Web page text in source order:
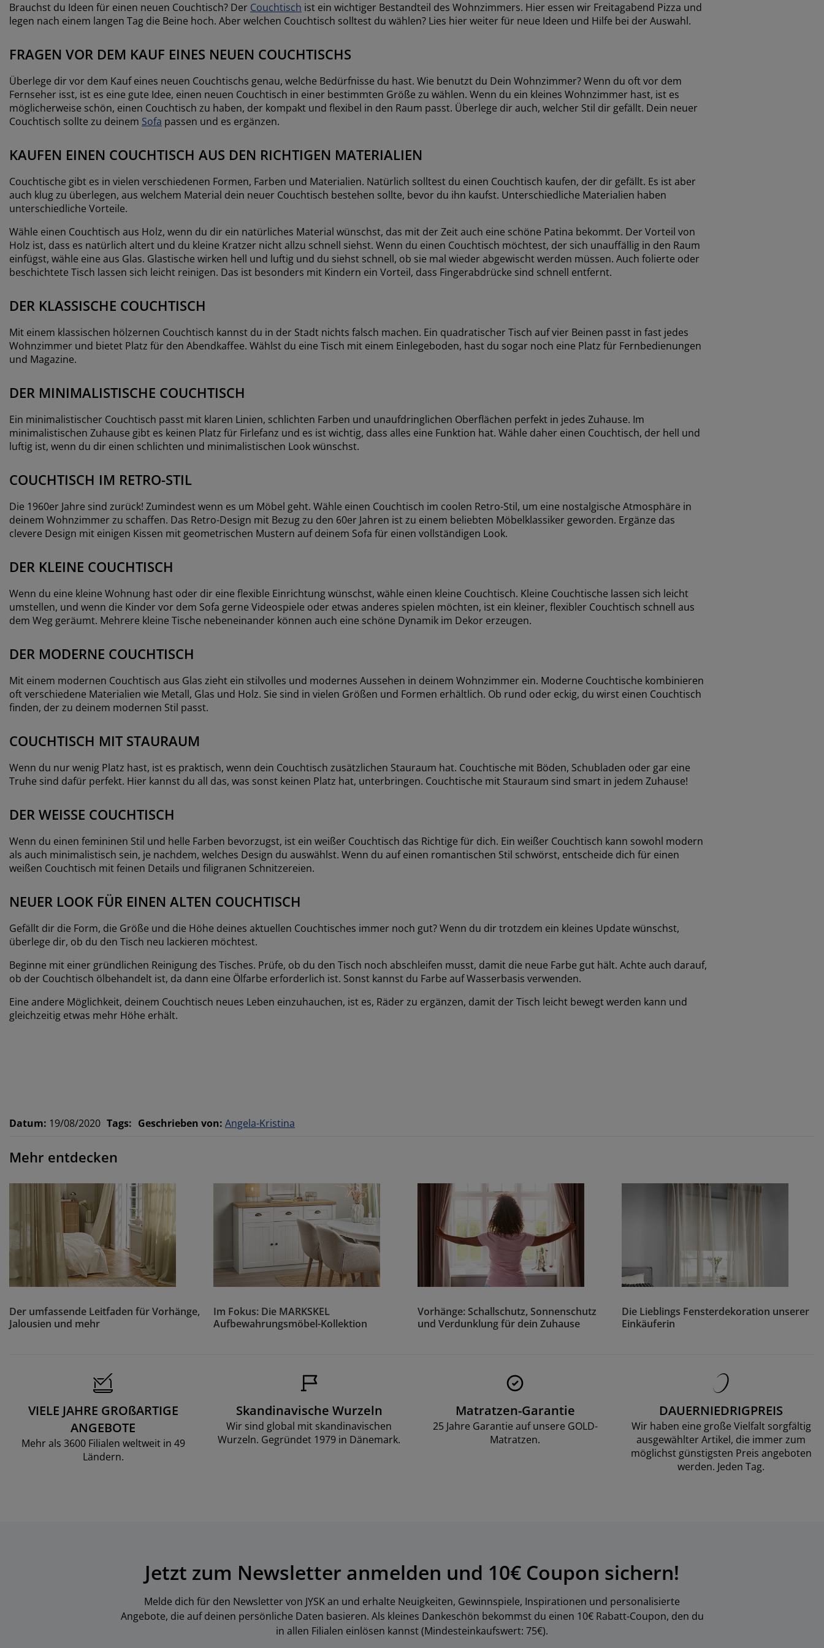
Brauchst du Ideen für einen neuen Couchtisch? Der Couchtisch ist ein wichtiger Bestandteil des Wohnzimmers. Hier essen wir Freitagabend Pizza und
legen nach einem langen Tag die Beine hoch. Aber welchen Couchtisch solltest du wählen? Lies hier weiter für neue Ideen und Hilfe bei der Auswahl.
FRAGEN VOR DEM KAUF EINES NEUEN COUCHTISCHS
Überlege dir vor dem Kauf eines neuen Couchtischs genau, welche Bedürfnisse du hast. Wie benutzt du Dein Wohnzimmer? Wenn du oft vor dem
Fernseher isst, ist es eine gute Idee, einen neuen Couchtisch in einer bestimmten Größe zu wählen. Wenn du ein kleines Wohnzimmer hast, ist es
möglicherweise schön, einen Couchtisch zu haben, der kompakt und flexibel in den Raum passt. Überlege dir auch, welcher Stil dir gefällt. Dein neuer
Couchtisch sollte zu deinem Sofa passen und es ergänzen.
KAUFEN EINEN COUCHTISCH AUS DEN RICHTIGEN MATERIALIEN
Couchtische gibt es in vielen verschiedenen Formen, Farben und Materialien. Natürlich solltest du einen Couchtisch kaufen, der dir gefällt. Es ist aber
auch klug zu überlegen, aus welchem Material dein neuer Couchtisch bestehen sollte, bevor du ihn kaufst. Unterschiedliche Materialien haben
unterschiedliche Vorteile.
Wähle einen Couchtisch aus Holz, wenn du dir ein natürliches Material wünschst, das mit der Zeit auch eine schöne Patina bekommt. Der Vorteil von
Holz ist, dass es natürlich altert und du kleine Kratzer nicht allzu schnell siehst. Wenn du einen Couchtisch möchtest, der sich unauffällig in den Raum
einfügst, wähle eine aus Glas. Glastische wirken hell und luftig und du siehst schnell, ob sie mal wieder abgewischt werden müssen. Auch folierte oder
beschichtete Tisch lassen sich leicht reinigen. Das ist besonders mit Kindern ein Vorteil, dass Fingerabdrücke sind schnell entfernt.
DER KLASSISCHE COUCHTISCH
Mit einem klassischen hölzernen Couchtisch kannst du in der Stadt nichts falsch machen. Ein quadratischer Tisch auf vier Beinen passt in fast jedes
Wohnzimmer und bietet Platz für den Abendkaffee. Wählst du eine Tisch mit einem Einlegeboden, hast du sogar noch eine Platz für Fernbedienungen
und Magazine.
DER MINIMALISTISCHE COUCHTISCH
Ein minimalistischer Couchtisch passt mit klaren Linien, schlichten Farben und unaufdringlichen Oberflächen perfekt in jedes Zuhause. Im
minimalistischen Zuhause gibt es keinen Platz für Firlefanz und es ist wichtig, dass alles eine Funktion hat. Wähle daher einen Couchtisch, der hell und
luftig ist, wenn du dir einen schlichten und minimalistischen Look wünschst.
COUCHTISCH IM RETRO-STIL
Die 1960er Jahre sind zurück! Zumindest wenn es um Möbel geht. Wähle einen Couchtisch im coolen Retro-Stil, um eine nostalgische Atmosphäre in
deinem Wohnzimmer zu schaffen. Das Retro-Design mit Bezug zu den 60er Jahren ist zu einem beliebten Möbelklassiker geworden. Ergänze das
clevere Design mit einigen Kissen mit geometrischen Mustern auf deinem Sofa für einen vollständigen Look.
DER KLEINE COUCHTISCH
Wenn du eine kleine Wohnung hast oder dir eine flexible Einrichtung wünschst, wähle einen kleine Couchtisch. Kleine Couchtische lassen sich leicht
umstellen, und wenn die Kinder vor dem Sofa gerne Videospiele oder etwas anderes spielen möchten, ist ein kleiner, flexibler Couchtisch schnell aus
dem Weg geräumt. Mehrere kleine Tische nebeneinander können auch eine schöne Dynamik im Dekor erzeugen.
DER MODERNE COUCHTISCH
Mit einem modernen Couchtisch aus Glas zieht ein stilvolles und modernes Aussehen in deinem Wohnzimmer ein. Moderne Couchtische kombinieren
oft verschiedene Materialien wie Metall, Glas und Holz. Sie sind in vielen Größen und Formen erhältlich. Ob rund oder eckig, du wirst einen Couchtisch
finden, der zu deinem modernen Stil passt.
COUCHTISCH MIT STAURAUM
Wenn du nur wenig Platz hast, ist es praktisch, wenn dein Couchtisch zusätzlichen Stauraum hat. Couchtische mit Böden, Schubladen oder gar eine
Truhe sind dafür perfekt. Hier kannst du all das, was sonst keinen Platz hat, unterbringen. Couchtische mit Stauraum sind smart in jedem Zuhause!
DER WEISSE COUCHTISCH
Wenn du einen femininen Stil und helle Farben bevorzugst, ist ein weißer Couchtisch das Richtige für dich. Ein weißer Couchtisch kann sowohl modern
als auch minimalistisch sein, je nachdem, welches Design du auswählst. Wenn du auf einen romantischen Stil schwörst, entscheide dich für einen
weißen Couchtisch mit feinen Details und filigranen Schnitzereien.
NEUER LOOK FÜR EINEN ALTEN COUCHTISCH
Gefällt dir die Form, die Größe und die Höhe deines aktuellen Couchtisches immer noch gut? Wenn du dir trotzdem ein kleines Update wünschst,
überlege dir, ob du den Tisch neu lackieren möchtest.
Beginne mit einer gründlichen Reinigung des Tisches. Prüfe, ob du den Tisch noch abschleifen musst, damit die neue Farbe gut hält. Achte auch darauf,
ob der Couchtisch ölbehandelt ist, da dann eine Ölfarbe erforderlich ist. Sonst kannst du Farbe auf Wasserbasis verwenden.
Eine andere Möglichkeit, deinem Couchtisch neues Leben einzuhauchen, ist es, Räder zu ergänzen, damit der Tisch leicht bewegt werden kann und
gleichzeitig etwas mehr Höhe erhält.
Datum: 19/08/2020 Tags: Geschrieben von: Angela-Kristina
Mehr entdecken
Der umfassende Leitfaden für Vorhänge,
Jalousien und mehr
Im Fokus: Die MARKSKEL
Aufbewahrungsmöbel-Kollektion
Vorhänge: Schallschutz, Sonnenschutz
und Verdunklung für dein Zuhause
Die Lieblings Fensterdekoration unserer
Einkäuferin
VIELE JAHRE GROßARTIGE
ANGEBOTE
Mehr als 3600 Filialen weltweit in 49
Ländern.
Skandinavische Wurzeln
Wir sind global mit skandinavischen
Wurzeln. Gegründet 1979 in Dänemark.
Matratzen-Garantie
25 Jahre Garantie auf unsere GOLD-
Matratzen.
DAUERNIEDRIGPREIS
Wir haben eine große Vielfalt sorgfältig
ausgewählter Artikel, die immer zum
möglichst günstigsten Preis angeboten
werden. Jeden Tag.
Jetzt zum Newsletter anmelden und 10€ Coupon sichern!
Melde dich für den Newsletter von JYSK an und erhalte Neuigkeiten, Gewinnspiele, Inspirationen und personalisierte
Angebote, die auf deinen persönliche Daten basieren. Als kleines Dankeschön bekommst du einen 10€ Rabatt-Coupon, den du
in allen Filialen einlösen kannst (Mindesteinkaufswert: 75€).